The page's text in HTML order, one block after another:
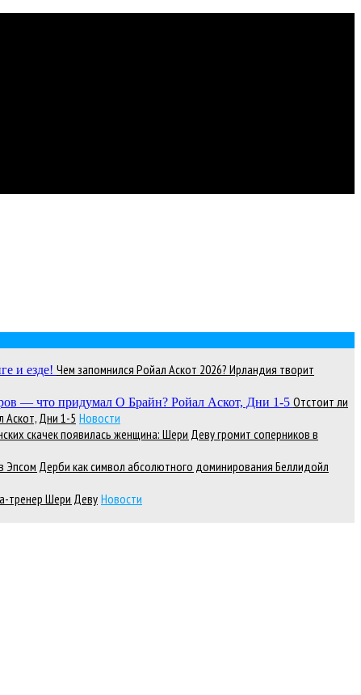
Чем запомнился Ройал Аскот 2026? Ирландия творит
Отстоит ли
Аскот, Дни 1-5 Новости
скачек появилась женщина: Шери Деву громит соперников в
Эпсом Дерби как символ абсолютного доминирования Беллидойл
тренер Шери ДевуНовости